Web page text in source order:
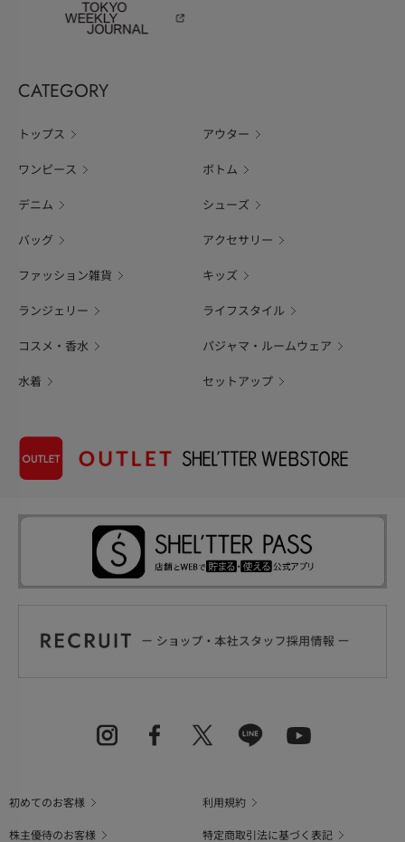
CATEGORY
トップス アウター
ワンピース ボトム
デニム シューズ
バッグ アクセサリー
ファッション雑貨 キッズ
ランジェリー ライフスタイル
コスメ・香水 パジャマ・ルームウェア
水着 セットアップ
初めてのお客様
利用規約
株主優待のお客様
特定商取引法に基づく表記